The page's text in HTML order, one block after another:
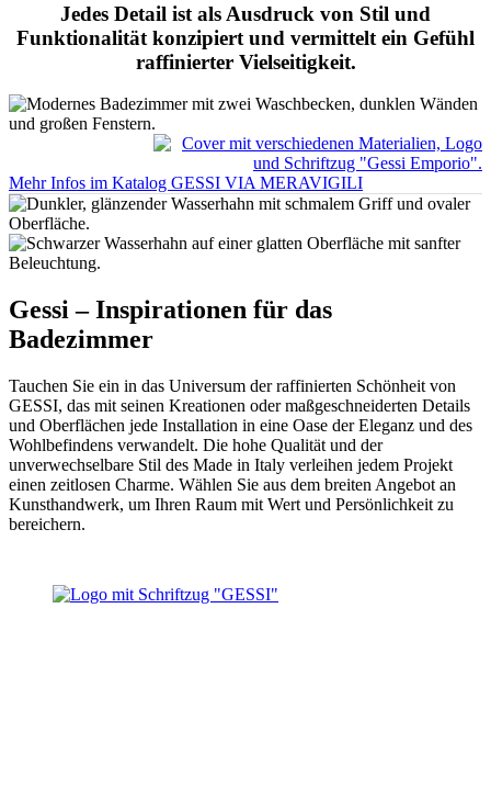
Jedes Detail ist als Ausdruck von Stil und
Funktionalität konzipiert und vermittelt ein Gefühl
raffinierter Vielseitigkeit.
Mehr Infos im Katalog GESSI VIA MERAVIGILI
Gessi – Inspirationen für das
Badezimmer
Tauchen Sie ein in das Universum der raffinierten Schönheit von
GESSI, das mit seinen Kreationen oder maßgeschneiderten Details
und Oberflächen jede Installation in eine Oase der Eleganz und des
Wohlbefindens verwandelt. Die hohe Qualität und der
unverwechselbare Stil des Made in Italy verleihen jedem Projekt
einen zeitlosen Charme. Wählen Sie aus dem breiten Angebot an
Kunsthandwerk, um Ihren Raum mit Wert und Persönlichkeit zu
bereichern.